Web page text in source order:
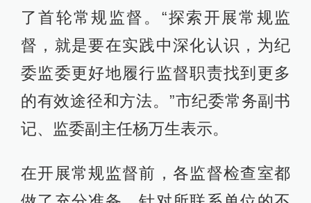
了首轮常规监督。“探索开展常规监
督，就是要在实践中深化认识，为纪
委监委更好地履行监督职责找到更多
的有效途径和方法。”市纪委常务副书
记、监委副主任杨万生表示。
在开展常规监督前，各监督检查室都